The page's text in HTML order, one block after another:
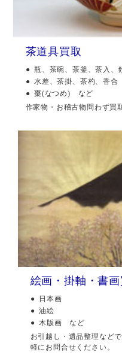
茶道具買取
瓶、茶碗、茶釜、茶入、
水差、茶掛、茶杓、香合
棗(なつめ) など
作家物・お稽古物問わず買
絵画・掛軸・書画
日本画
油絵
木版画 など
お引越し・遺品整理など
軽にお問合せください。